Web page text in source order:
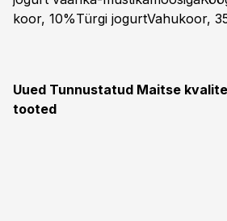
koor, 10%Türgi jogurtVahukoor,
Uued Tunnustatud Maitse
tooted